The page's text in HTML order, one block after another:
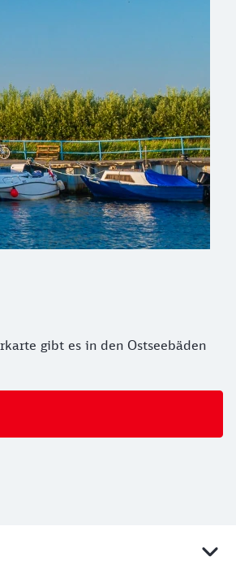
gibt es in den Ostseebäden